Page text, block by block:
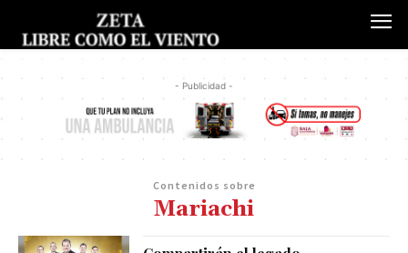
- Publicidad -
Contenidos sobre
Mariachi